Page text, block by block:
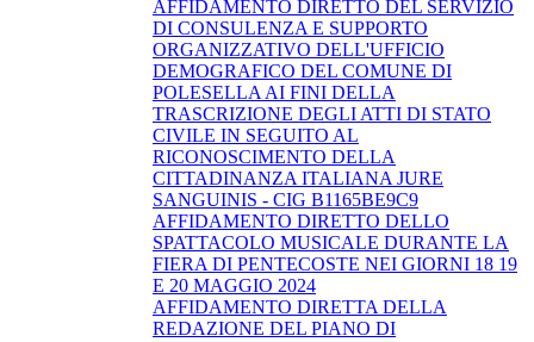
AFFIDAMENTO DIRETTO DEL SERVIZIO
DI CONSULENZA E SUPPORTO
ORGANIZZATIVO DELL'UFFICIO
DEMOGRAFICO DEL COMUNE DI
POLESELLA AI FINI DELLA
TRASCRIZIONE DEGLI ATTI DI STATO
CIVILE IN SEGUITO AL
RICONOSCIMENTO DELLA
CITTADINANZA ITALIANA JURE
SANGUINIS - CIG B1165BE9C9
AFFIDAMENTO DIRETTO DELLO
SPATTACOLO MUSICALE DURANTE LA
FIERA DI PENTECOSTE NEI GIORNI 18 19
E 20 MAGGIO 2024
AFFIDAMENTO DIRETTA DELLA
REDAZIONE DEL PIANO DI